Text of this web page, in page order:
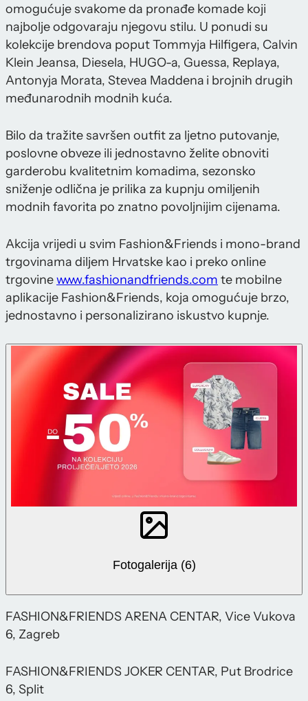
omogućuje svakome da pronađe komade koji
najbolje odgovaraju njegovu stilu. U ponudi su
kolekcije brendova poput Tommyja Hilfigera, Calvin
Klein Jeansa, Diesela, HUGO-a, Guessa, Replaya,
Antonyja Morata, Stevea Maddena i brojnih drugih
međunarodnih modnih kuća.
Bilo da tražite savršen outfit za ljetno putovanje,
poslovne obveze ili jednostavno želite obnoviti
garderobu kvalitetnim komadima, sezonsko
sniženje odlična je prilika za kupnju omiljenih
modnih favorita po znatno povoljnijim cijenama.
Akcija vrijedi u svim Fashion&Friends i mono-brand
trgovinama diljem Hrvatske kao i preko online
trgovinewww.fashionandfriends.com te mobilne
aplikacije Fashion&Friends, koja omogućuje brzo,
jednostavno i personalizirano iskustvo kupnje.
Fotogalerija (6)
FASHION&FRIENDS ARENA CENTAR, Vice Vukova
6, Zagreb
FASHION&FRIENDS JOKER CENTAR, Put Brodrice
6, Split